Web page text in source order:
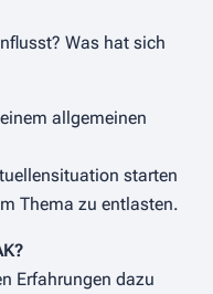
Was hat sich
allgemeinen
starten
Thema zu entlasten.
Erfahrungen dazu